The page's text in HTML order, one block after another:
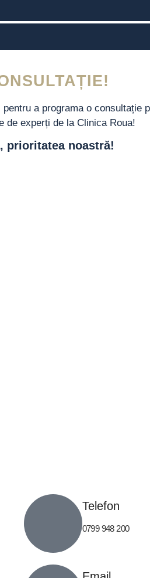
a programa o consultație
de experți de la Clinica Roua!
prioritatea noastră!
Telefon
0799 948 200